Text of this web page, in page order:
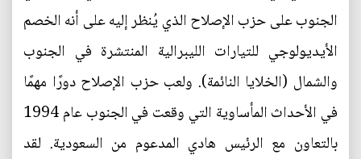
الجنوب على حزب الإصلاح الذي يُنظر إليه على أنه الخصم
الأيديولوجي للتيارات الليبرالية المنتشرة في الجنوب
والشمال (الخلايا النائمة). ولعب حزب الإصلاح دورًا مهمًا
في الأحداث المأساوية التي وقعت في الجنوب عام 1994
بالتعاون مع الرئيس هادي المدعوم من السعودية. لقد